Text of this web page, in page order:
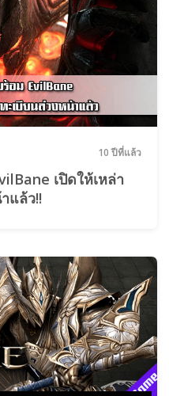
10 ปีที่แล้ว
เปิดให้เหล่า
แล้ว!!